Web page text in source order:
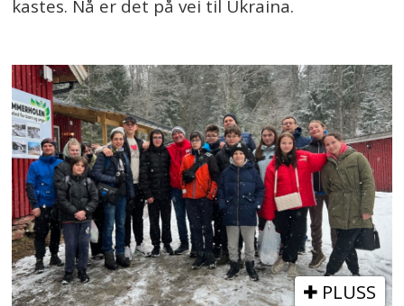
kastes. Nå er det på vei til Ukraina.
PLUSS